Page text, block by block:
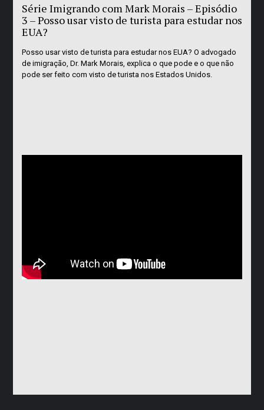
Série Imigrando com Mark Morais – Episódio
3 – Posso usar visto de turista para estudar nos
EUA?
Posso usar visto de turista para estudar nos EUA? O advogado
de imigração, Dr. Mark Morais, explica o que pode e o que não
pode ser feito com visto de turista nos Estados Unidos.